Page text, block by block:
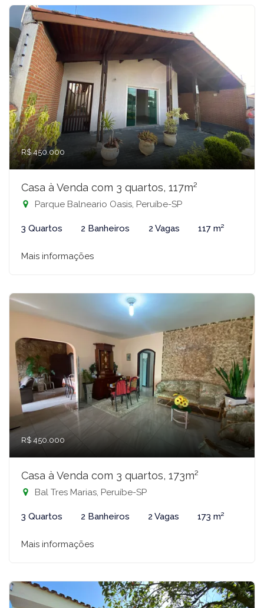
R$ 450.000
Casa à Venda com 3 quartos, 117m²
Parque Balneario Oasis, Peruíbe-SP
3 Quartos 2 Banheiros 2 Vagas 117 m²
Mais informações
R$ 450.000
Casa à Venda com 3 quartos, 173m²
Bal Tres Marias, Peruíbe-SP
3 Quartos 2 Banheiros 2 Vagas 173 m²
Mais informações